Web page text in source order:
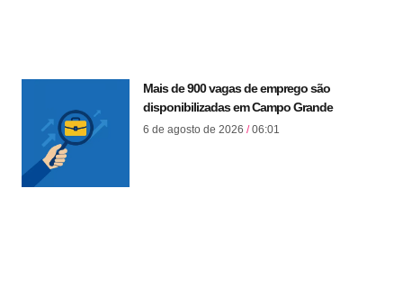
Mais de 900 vagas de emprego são
disponibilizadas em Campo Grande
6 de agosto de 2026 06:01